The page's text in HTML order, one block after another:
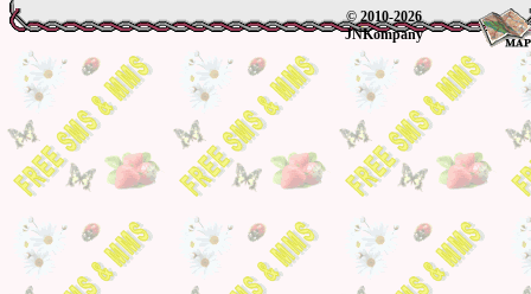
© 2010-2026
JNKompany